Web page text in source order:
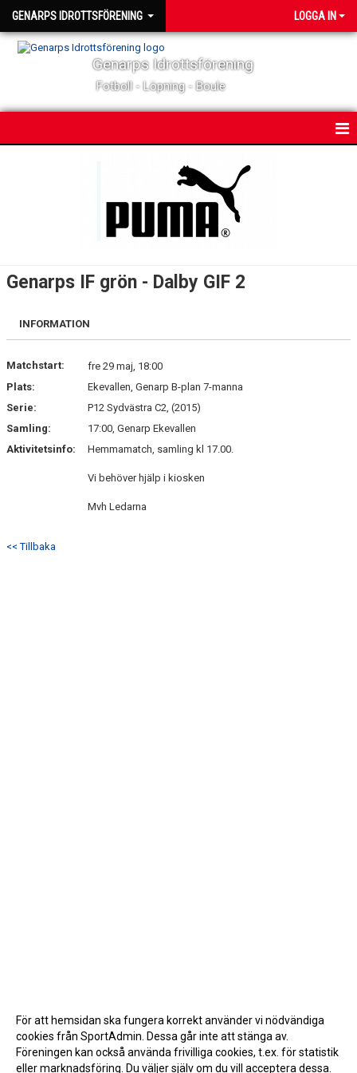
GENARPS IDROTTSFÖRENING LOGGA IN
Genarps Idrottsförening
Fotboll - Löpning - Boule
MATCHER & TÄVLINGAR
VÅRA LAG
EKEVALLEN IP
BILDGALLERI
Genarps IF grön - Dalby GIF 2
INFORMATION
Matchstart:
fre 29 maj, 18:00
Plats:
Ekevallen, Genarp B-plan 7-manna
Serie:
P12 Sydvästra C2, (2015)
Samling:
17:00, Genarp Ekevallen
Aktivitetsinfo:
Hemmamatch, samling kl 17.00.
Vi behöver hjälp i kiosken
Mvh Ledarna
<< Tillbaka
För att hemsidan ska fungera korrekt använder vi nödvändiga
cookies från SportAdmin. Dessa går inte att stänga av.
Föreningen kan också använda frivilliga cookies, t.ex. för statistik
eller marknadsföring. Du väljer själv om du vill acceptera dessa.